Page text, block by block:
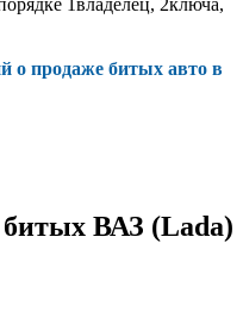
о продаже битых авто в
ВАЗ (Lada)